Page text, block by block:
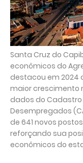
Santa Cruz do
econômicos do
destacou em 2024
maior crescimento
dados do Cadastro
Desempregados
de 641 novos
reforçando sua
econômicos do